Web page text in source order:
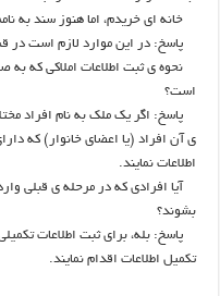
خانه ای خریدم، اما هنوز سند به
پاسخ: در این موارد لازم است در
نحوه ی ثبت اطلاعات املاکی که به
است؟
پاسخ: اگر یک ملک به نام افراد
ی آن افراد (یا اعضای خانوار) که
اطلاعات نمایند.
آیا افرادی که در مرحله ی قبلی
بشوند؟
پاسخ: بله، برای ثبت اطلاعات
تکمیل اطلاعات اقدام نمایند.